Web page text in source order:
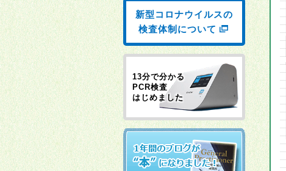
新型コロナウイルスの
検査体制について
13分で分かる
PCR検査
はじめました